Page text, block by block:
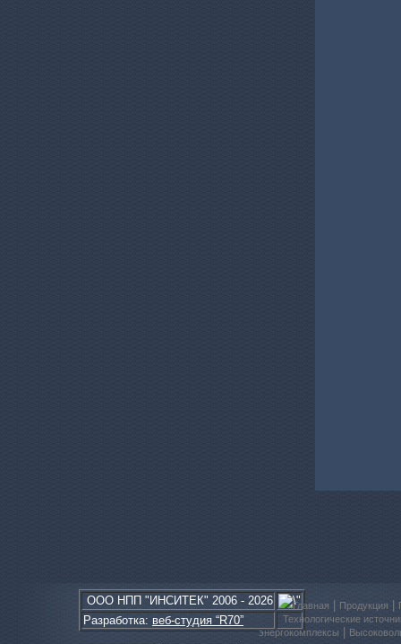
ООО НПП "ИНСИТЕК" 2006 - 2026
Разработка: веб-студия “R70”
Главная Продукция
Технологические
энергокомплексы